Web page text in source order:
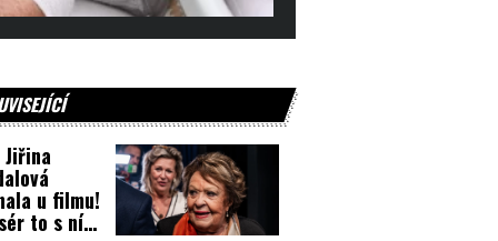
Jiřina
u filmu!
to s ní